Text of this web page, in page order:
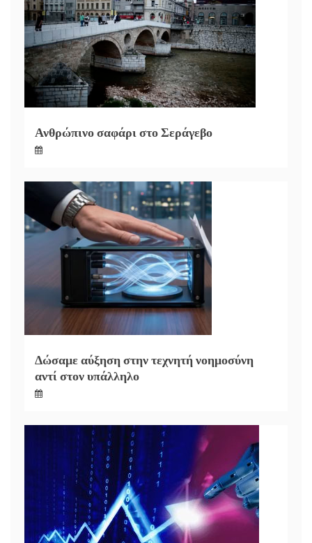
Ανθρώπινο σαφάρι στο Σεράγεβο
Δώσαμε αύξηση στην τεχνητή νοημοσύνη
αντί στον υπάλληλο